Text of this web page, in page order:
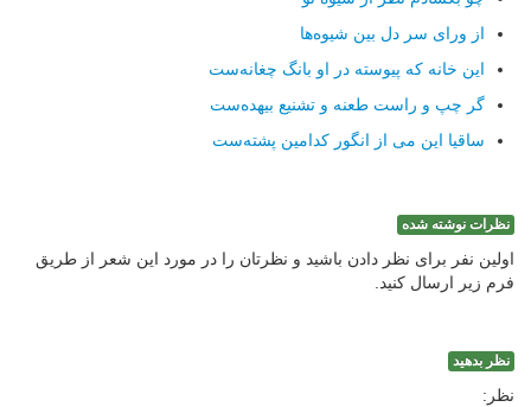
از ورای سر دل بین شیوه‌ها
این خانه كه پیوسته در او بانگ چغانه‌ست
گر چپ و راست طعنه و تشنیع بیهده‌ست
ساقیا این می از انگور كدامین پشته‌ست
نظرات نوشته شده
اولین نفر برای نظر دادن باشید و نظرتان را در مورد این شعر از طریق
فرم زیر ارسال کنید.
نظر بدهید
نظر: